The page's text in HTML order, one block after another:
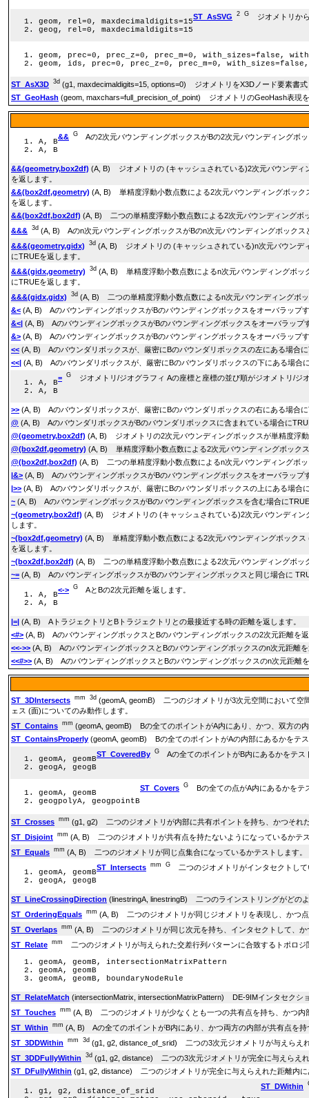
ST_AsSVG 2 G ジオメトリか
geom, rel=0, maxdecimaldigits=15
geog, rel=0, maxdecimaldigits=15
geom, prec=0, prec_z=0, prec_m=0, with_sizes=false,
geom, ids, prec=0, prec_z=0, prec_m=0,
ST_AsX3D 3d (g1, maxdecimaldigits=15, options=0) ジオメトリをX3Dノード要素書
ST_GeoHash (geom, maxchars=full_precision_of_point) ジオメトリのGeoHash表現
&& G Aの2次元バウンディングボックスがBの2次元バウンディングボ
A, B
A, B
&&(geometry,box2df) (A, B) ジオメトリの (キャッシュされている)2次元バウンディ
を返します。
&&(box2df,geometry) (A, B) 単精度浮動小数点数による2次元バウンディングボック
を返します。
&&(box2df,box2df) (A, B) 二つの単精度浮動小数点数による2次元バウンディングボ
&&& 3d (A, B) Aのn次元バウンディングボックスがBのn次元バウンディングボックス
&&&(geometry,gidx)
3d (A, B) ジオメトリの (キャッシュされている)n次元バウンデ
にTRUEを返します。
&&&(gidx,geometry)
3d (A, B) 単精度浮動小数点数によるn次元バウンディングボッ
にTRUEを返します。
&&&(gidx,gidx)
3d (A, B) 二つの単精度浮動小数点数によるn次元バウンディングボ
&< (A, B) AのバウンディングボックスがBのバウンディングボックスをオーバラップ
&<| (A, B) AのバウンディングボックスがBのバウンディングボックスをオーバラッ
&> (A, B) AのバウンディングボックスがBのバウンディングボックスをオーバラップ
<< (A, B) Aのバウンダリボックスが、厳密にBのバウンダリボックスの左にある場合
<<| (A, B) Aのバウンダリボックスが、厳密にBのバウンダリボックスの下にある場合
= G ジオメトリ/ジオグラフィ Aの座標と座標の並び順がジオメトリ/ジ
A, B
A, B
>> (A, B) Aのバウンダリボックスが、厳密にBのバウンダリボックスの右にある場合
@ (A, B) AのバウンダリボックスがBのバウンダリボックスに含まれている場合に
@(geometry,box2df) (A, B) ジオメトリの2次元バウンディングボックスが単精度浮
@(box2df,geometry) (A, B) 単精度浮動小数点数による2次元バウンディングボック
@(box2df,box2df) (A, B) 二つの単精度浮動小数点数によるn次元バウンディングボ
|&> (A, B) AのバウンディングボックスがBのバウンディングボックスをオーバラッ
|>> (A, B) Aのバウンダリボックスが、厳密にBのバウンダリボックスの上にある場合
~ (A, B) AのバウンディングボックスがBのバウンディングボックスを含む場合に
~(geometry,box2df) (A, B) ジオメトリの (キャッシュされている)2次元バウンディン
します。
~(box2df,geometry) (A, B) 単精度浮動小数点数による2次元バウンディングボック
を返します。
~(box2df,box2df) (A, B) 二つの単精度浮動小数点数による2次元バウンディングボッ
~= (A, B) AのバウンディングボックスがBのバウンディングボックスと同じ場合に
<-> G AとBの2次元距離を返します。
A, B
A, B
|=| (A, B) AトラジェクトリとBトラジェクトリとの最接近する時の距離を返します。
<#> (A, B) AのバウンディングボックスとBのバウンディングボックスの2次元距離を
<<->> (A, B) AのバウンディングボックスとBのバウンディングボックスのn次元距離
<<#>> (A, B) AのバウンディングボックスとBのバウンディングボックスのn次元距離
ST_3DIntersects mm 3d (geomA, geomB) 二つのジオメトリが3次元空間において空
ェス (面)についてのみ動作します。
ST_Contains mm (geomA, geomB) Bの全てのポイントがA内にあり、かつ、双方の
ST_ContainsProperly (geomA, geomB) Bの全てのポイントがAの内部にあるかをテ
ST_CoveredBy G Aの全てのポイントがB内にあるかをテス
geomA, geomB
geogA, geogB
ST_Covers G Bの全ての点がA内にあるかをテ
geomA, geomB
geogpolyA, geogpointB
ST_Crosses mm (g1, g2) 二つのジオメトリが内部に共有ポイントを持ち、かつそれ
ST_Disjoint mm (A, B) 二つのジオメトリが共有点を持たないようになっているかテ
ST_Equals mm (A, B) 二つのジオメトリが同じ点集合になっているかテストします。
ST_Intersects mm G 二つのジオメトリがインタセクトし
geomA, geomB
geogA, geogB
ST_LineCrossingDirection (linestringA, linestringB) 二つのラインストリングがどの
ST_OrderingEquals mm (A, B) 二つのジオメトリが同じジオメトリを表現し、かつ
ST_Overlaps mm (A, B) 二つのジオメトリが同じ次元を持ち、インタセクトして、
ST_Relate mm 二つのジオメトリが与えられた交差行列パターンに合致するトポロ
geomA, geomB, intersectionMatrixPattern
geomA, geomB
geomA, geomB, boundaryNodeRule
ST_RelateMatch (intersectionMatrix, intersectionMatrixPattern) DE-9IMインタセクシ
ST_Touches mm (A, B) 二つのジオメトリが少なくとも一つの共有点を持ち、かつ
ST_Within
mm (A, B) Aの全てのポイントがB内にあり、かつ両方の内部が共有点を持
ST_3DDWithin
mm 3d (g1, g2, distance_of_srid) 二つの3次元ジオメトリが与えらえ
ST_3DDFullyWithin
3d (g1, g2, distance) 二つの3次元ジオメトリが完全に与えらえ
ST_DFullyWithin (g1, g2, distance) 二つのジオメトリが完全に与えらえれた距離内
ST_DWithin
g1, g2, distance_of_srid